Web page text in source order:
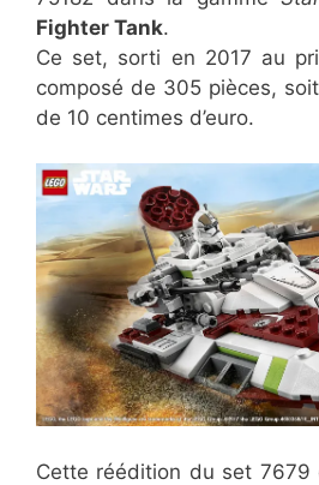
Fighter Tank.
Ce set, sorti en 2017 au
composé de 305 pièces,
de 10 centimes d’euro.
Cette réédition du set